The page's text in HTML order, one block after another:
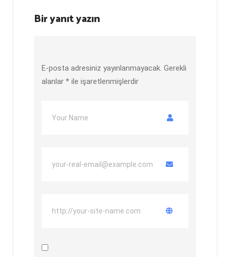
Bir yanıt yazın
E-posta adresiniz yayınlanmayacak. Gerekli
alanlar * ile işaretlenmişlerdir